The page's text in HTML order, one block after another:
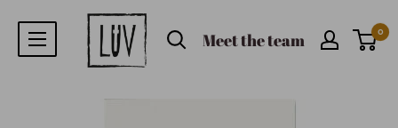
Meet the team 0